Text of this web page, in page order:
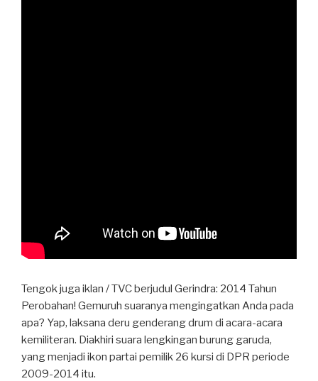
Tengok juga iklan / TVC berjudul Gerindra: 2014 Tahun
Perobahan! Gemuruh suaranya mengingatkan Anda pada
apa? Yap, laksana deru genderang drum di acara-acara
kemiliteran. Diakhiri suara lengkingan burung garuda,
yang menjadi ikon partai pemilik 26 kursi di DPR periode
2009-2014 itu.